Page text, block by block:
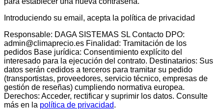
Introduciendo su email, acepta la política de privacidad
Responsable: DAGA SISTEMAS SL Contacto DPO:
admin@climaprecio.es Finalidad: Tramitación de los
pedidos Base jurídica: Consentimiento explícito del
interesado para la ejecución del contrato. Destinatarios: Sus
datos serán cedidos a terceros para tramitar su pedido
(transportistas, proveedores, servicio técnico, empresas de
gestión de reseñas) cumpliendo normativa europea.
Derechos: Acceder, rectificar y suprimir los datos. Consulte
más en la política de privacidad.